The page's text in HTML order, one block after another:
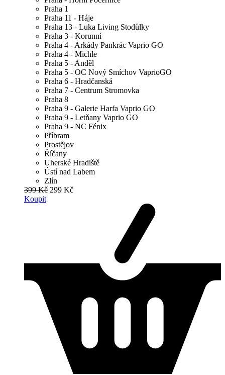
Praha 1
Praha 11 - Háje
Praha 13 - Luka Living Stodůlky
Praha 3 - Korunní
Praha 4 - Arkády Pankrác Vaprio GO
Praha 4 - Michle
Praha 5 - Anděl
Praha 5 - OC Nový Smíchov VaprioGO
Praha 6 - Hradčanská
Praha 7 - Centrum Stromovka
Praha 8
Praha 9 - Galerie Harfa Vaprio GO
Praha 9 - Letňany Vaprio GO
Praha 9 - NC Fénix
Příbram
Prostějov
Říčany
Uherské Hradiště
Ústí nad Labem
Zlín
399 Kč 299 Kč
Koupit